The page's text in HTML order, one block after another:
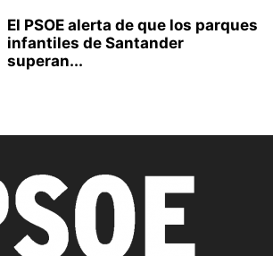
El PSOE alerta de que los parques
infantiles de Santander
superan...